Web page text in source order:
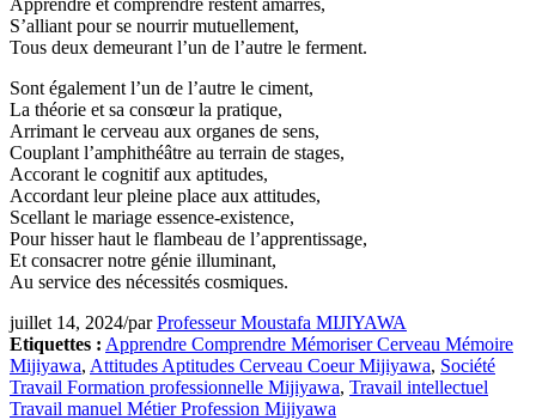
S’alliant pour se nourrir mutuellement,
Tous deux demeurant l’un de l’autre le ferment.
Sont également l’un de l’autre le ciment,
La théorie et sa consœur la pratique,
Arrimant le cerveau aux organes de sens,
Couplant l’amphithéâtre au terrain de stages,
Accorant le cognitif aux aptitudes,
Accordant leur pleine place aux attitudes,
Scellant le mariage essence-existence,
Pour hisser haut le flambeau de l’apprentissage,
Et consacrer notre génie illuminant,
Au service des nécessités cosmiques.
juillet 14, 2024/parProfesseur Moustafa MIJIYAWA
Etiquettes : Apprendre Comprendre Mémoriser Cerveau Mémoire
Mijiyawa, Attitudes Aptitudes Cerveau Coeur Mijiyawa, Société
Travail Formation professionnelle Mijiyawa, Travail intellectuel
Travail manuel Métier Profession Mijiyawa